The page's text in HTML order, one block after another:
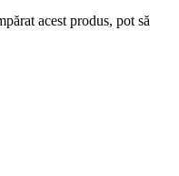
acest produs, pot să